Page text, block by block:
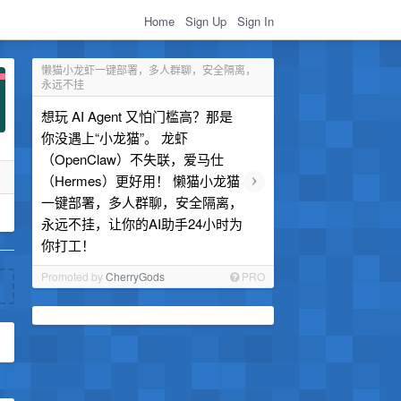
Home Sign Up Sign In
懒猫小龙虾一键部署，多人群聊，安全隔离，
永远不挂
想玩 AI Agent 又怕门槛高？那是
你没遇上“小龙猫”。 龙虾
（OpenClaw）不失联，爱马仕
（Hermes）更好用！ 懒猫小龙猫
一键部署，多人群聊，安全隔离，
永远不挂，让你的AI助手24小时为
你打工！
›
Promoted byCherryGods PRO